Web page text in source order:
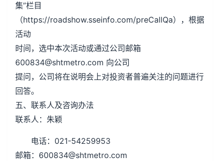
集”栏目
（https://roadshow.sseinfo.com/preCallQa），根据
活动
时间，选中本次活动或通过公司邮箱
600834@shtmetro.com 向公司
提问，公司将在说明会上对投资者普遍关注的问题进行
回答。
五、联系人及咨询办法
联系人：朱颖
电话：021-54259953
邮箱：600834@shtmetro.com